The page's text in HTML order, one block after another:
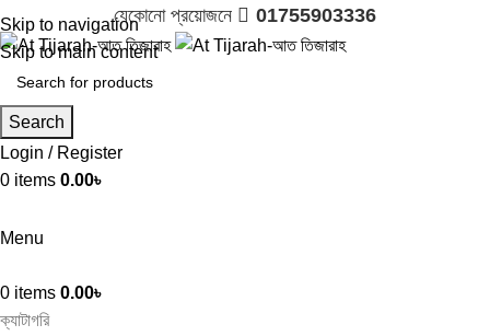
Skip to navigation
Skip to main content
যেকোনো প্রয়োজনে  01755903336
Search
Login / Register
0 items 0.00৳
Menu
0 items 0.00৳
ক্যাটাগরি